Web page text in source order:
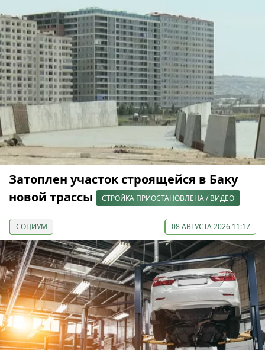
Затоплен участок строящейся в Баку
новой трассы
СТРОЙКА ПРИОСТАНОВЛЕНА / ВИДЕО
СОЦИУМ 08 АВГУСТА 2026 11:17